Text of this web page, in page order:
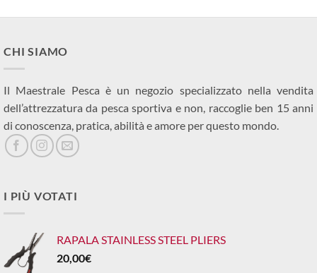
CHI SIAMO
Il Maestrale Pesca è un negozio specializzato nella vendita
dell’attrezzatura da pesca sportiva e non, raccoglie ben 15 anni
di conoscenza, pratica, abilità e amore per questo mondo.
I PIÙ VOTATI
RAPALA STAINLESS STEEL PLIERS
20,00€